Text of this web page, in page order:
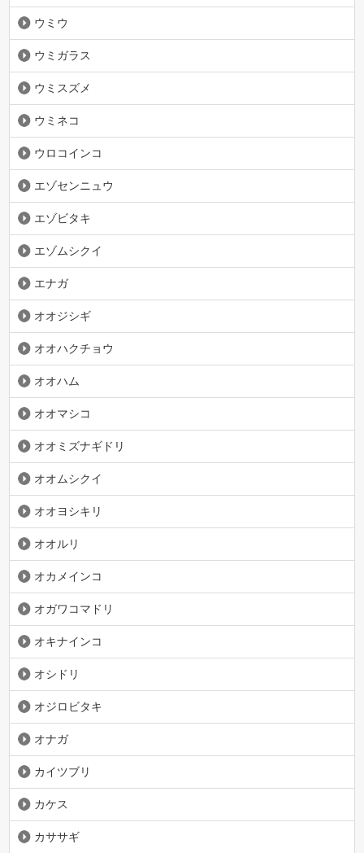
ウミウ
ウミガラス
ウミスズメ
ウミネコ
ウロコインコ
エゾセンニュウ
エゾビタキ
エゾムシクイ
エナガ
オオジシギ
オオハクチョウ
オオハム
オオマシコ
オオミズナギドリ
オオムシクイ
オオヨシキリ
オオルリ
オカメインコ
オガワコマドリ
オキナインコ
オシドリ
オジロビタキ
オナガ
カイツブリ
カケス
カササギ